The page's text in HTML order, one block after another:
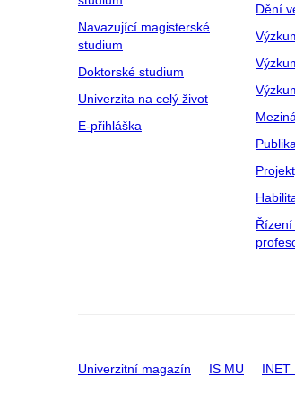
Navazující magisterské
studium
Doktorské studium
Univerzita na celý život
E-přihláška
Dění
Univerzitní magazín IS MU INET